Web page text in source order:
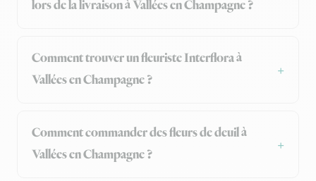
lors de la livraison à Vallées en Champagne ?
Comment trouver un fleuriste Interflora à
Vallées en Champagne ?
Comment commander des fleurs de deuil à
Vallées en Champagne ?